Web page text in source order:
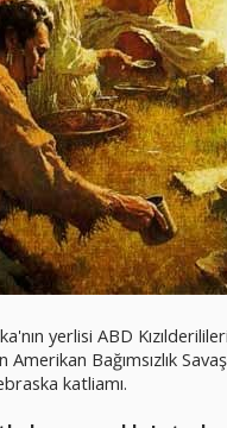
yerlisi ABD
Amerikan Bağımsızlık
katliamı.